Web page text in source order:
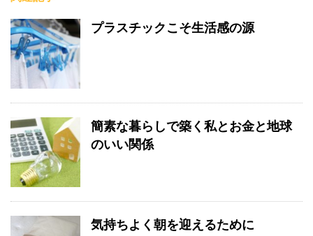
プラスチックこそ生活感の源
簡素な暮らしで築く私とお金と地球
のいい関係
気持ちよく朝を迎えるために